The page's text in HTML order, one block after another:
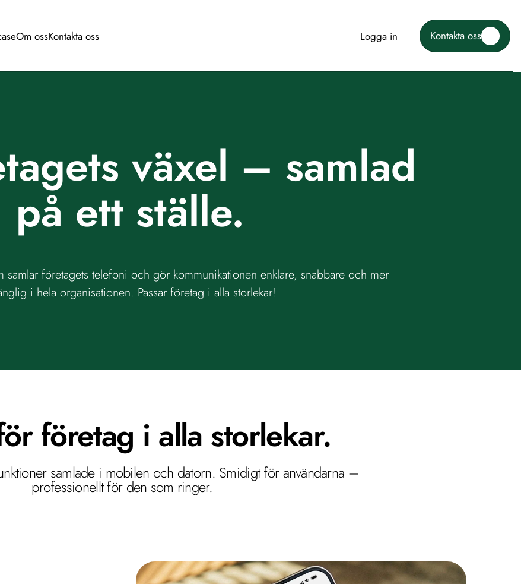
Om ossKontakta oss
Logga in
Kontakta oss
Kontakta oss
växel – samlad
på ett ställe.
För hela företaget.
samlar företagets telefoni och gör kommunikationen enklare, snabbare och mer
i hela organisationen. Passar företag i alla storlekar!
företag i alla storlekar.
samlade i mobilen och datorn. Smidigt för användarna –
professionellt för den som ringer.